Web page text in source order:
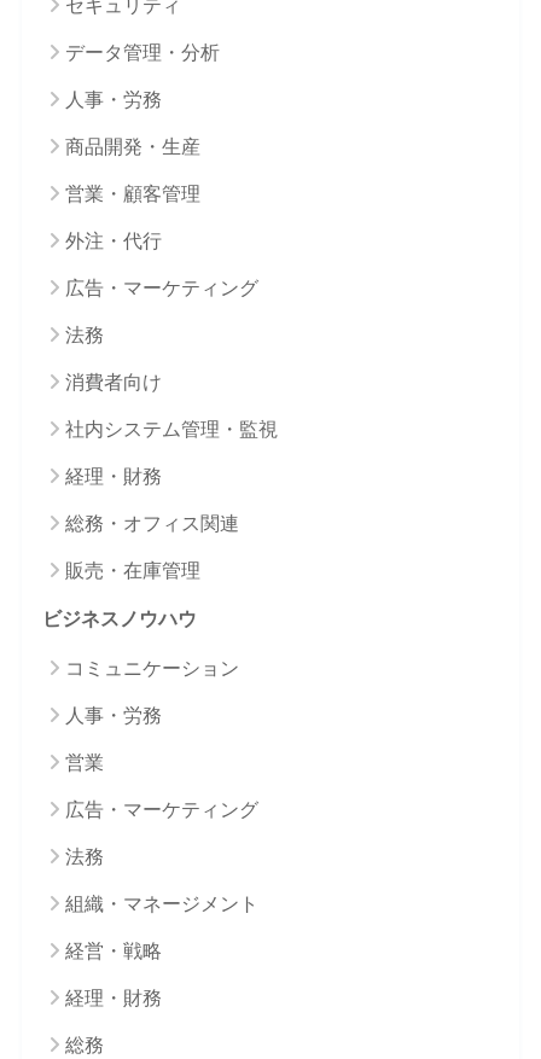
セキュリティ
データ管理・分析
人事・労務
商品開発・生産
営業・顧客管理
外注・代行
広告・マーケティング
法務
消費者向け
社内システム管理・監視
経理・財務
総務・オフィス関連
販売・在庫管理
ビジネスノウハウ
コミュニケーション
人事・労務
営業
広告・マーケティング
法務
組織・マネージメント
経営・戦略
経理・財務
総務